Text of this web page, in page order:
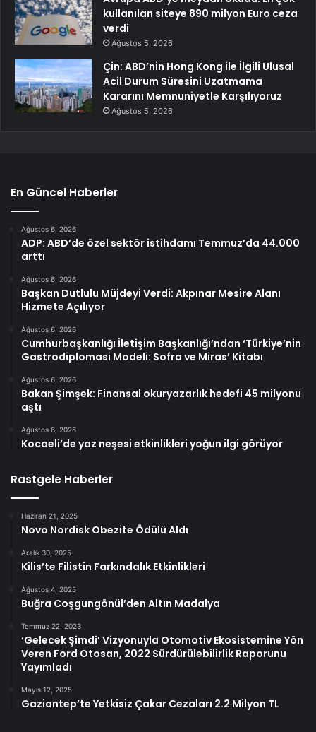
kullanılan siteye 890 milyon Euro ceza
verdi
Ağustos 5, 2026
Çin: ABD’nin Hong Kong ile İlgili Ulusal
Acil Durum Süresini Uzatmama
Kararını Memnuniyetle Karşılıyoruz
Ağustos 5, 2026
En Güncel Haberler
Ağustos 6, 2026
ADP: ABD’de özel sektör istihdamı Temmuz’da 44.000
arttı
Ağustos 6, 2026
Başkan Dutlulu Müjdeyi Verdi: Akpınar Mesire Alanı
Hizmete Açılıyor
Ağustos 6, 2026
Cumhurbaşkanlığı İletişim Başkanlığı’ndan ‘Türkiye’nin
Gastrodiplomasi Modeli: Sofra ve Miras’ Kitabı
Ağustos 6, 2026
Bakan Şimşek: Finansal okuryazarlık hedefi 45 milyonu
aştı
Ağustos 6, 2026
Kocaeli’de yaz neşesi etkinlikleri yoğun ilgi görüyor
Rastgele Haberler
Haziran 21, 2025
Novo Nordisk Obezite Ödülü Aldı
Aralık 30, 2025
Kilis’te Filistin Farkındalık Etkinlikleri
Ağustos 4, 2025
Buğra Coşgungönül’den Altın Madalya
Temmuz 22, 2023
‘Gelecek Şimdi’ Vizyonuyla Otomotiv Ekosistemine Yön
Veren Ford Otosan, 2022 Sürdürülebilirlik Raporunu
Yayımladı
Mayıs 12, 2025
Gaziantep’te Yetkisiz Çakar Cezaları 2.2 Milyon TL